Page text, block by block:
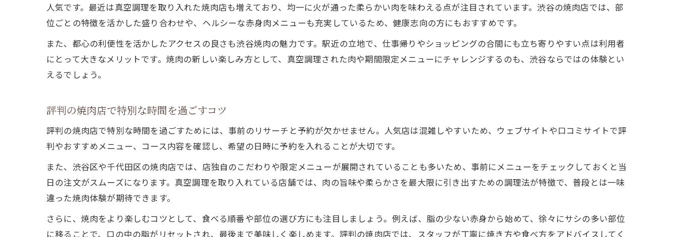
焼肉の価格とサービスを賢く比較するコツ
食べ放題焼肉を楽しむための注意点まとめ
焼肉で満足度を高めるコスパ重視の選択肢
評判の焼肉店から選ぶコスパ優秀な理由
ダイエット中に焼肉を楽しむポイント紹介
焼肉で脂質を抑える部位選びのコツ
焼肉と健康の両立を目指す部位の選択法
アクセス快適な焼肉スポットの見つけ方
焼肉を楽しむための快適なルート案内術
人気です。最近は真空調理を取り入れた焼肉店も増えており、均一に火が通った柔らかい肉を味わえる点が注目されています。渋谷の焼肉店では、部
位ごとの特徴を活かした盛り合わせや、ヘルシーな赤身肉メニューも充実しているため、健康志向の方にもおすすめです。
また、都心の利便性を活かしたアクセスの良さも渋谷焼肉の魅力です。駅近の立地で、仕事帰りやショッピングの合間にも立ち寄りやすい点は利用者
にとって大きなメリットです。焼肉の新しい楽しみ方として、真空調理された肉や期間限定メニューにチャレンジするのも、渋谷ならではの体験とい
えるでしょう。
評判の焼肉店で特別な時間を過ごすコツ
評判の焼肉店で特別な時間を過ごすためには、事前のリサーチと予約が欠かせません。人気店は混雑しやすいため、ウェブサイトや口コミサイトで評
判やおすすめメニュー、コース内容を確認し、希望の日時に予約を入れることが大切です。
また、渋谷区や千代田区の焼肉店では、店独自のこだわりや限定メニューが展開されていることも多いため、事前にメニューをチェックしておくと当
日の注文がスムーズになります。真空調理を取り入れている店舗では、肉の旨味や柔らかさを最大限に引き出すための調理法が特徴で、普段とは一味
違った焼肉体験が期待できます。
さらに、焼肉をより楽しむコツとして、食べる順番や部位の選び方にも注目しましょう。例えば、脂の少ない赤身から始めて、徐々にサシの多い部位
に移ることで、口の中の脂がリセットされ、最後まで美味しく楽しめます。評判の焼肉店では、スタッフが丁寧に焼き方や食べ方をアドバイスしてく